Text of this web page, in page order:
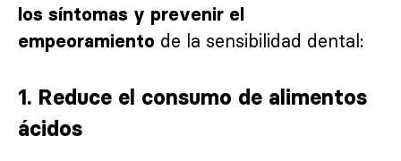
los síntomas y prevenir el
empeoramiento de la sensibilidad dental:
1. Reduce el consumo de alimentos
ácidos